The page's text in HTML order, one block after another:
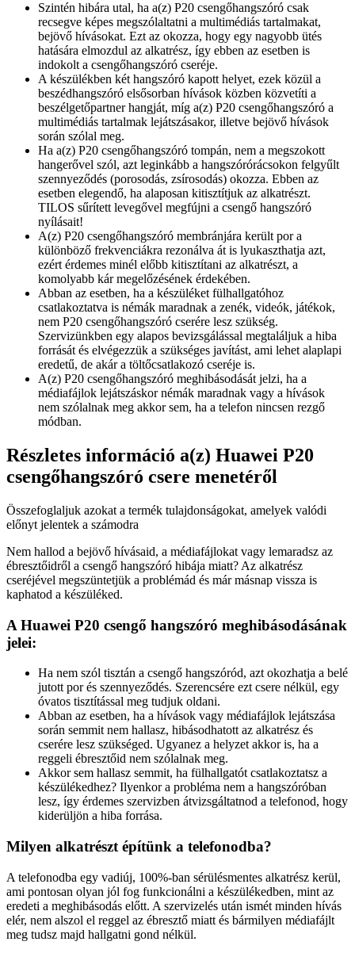
Szintén hibára utal, ha a(z) P20 csengőhangszóró csak
recsegve képes megszólaltatni a multimédiás tartalmakat,
bejövő hívásokat. Ezt az okozza, hogy egy nagyobb ütés
hatására elmozdul az alkatrész, így ebben az esetben is
indokolt a csengőhangszóró cseréje.
A készülékben két hangszóró kapott helyet, ezek közül a
beszédhangszóró elsősorban hívások közben közvetíti a
beszélgetőpartner hangját, míg a(z) P20 csengőhangszóró a
multimédiás tartalmak lejátszásakor, illetve bejövő hívások
során szólal meg.
Ha a(z) P20 csengőhangszóró tompán, nem a megszokott
hangerővel szól, azt leginkább a hangszórórácsokon felgyűlt
szennyeződés (porosodás, zsírosodás) okozza. Ebben az
esetben elegendő, ha alaposan kitisztítjuk az alkatrészt.
TILOS sűrített levegővel megfújni a csengő hangszóró
nyílásait!
A(z) P20 csengőhangszóró membránjára került por a
különböző frekvenciákra rezonálva át is lyukaszthatja azt,
ezért érdemes minél előbb kitisztítani az alkatrészt, a
komolyabb kár megelőzésének érdekében.
Abban az esetben, ha a készüléket fülhallgatóhoz
csatlakoztatva is némák maradnak a zenék, videók, játékok,
nem P20 csengőhangszóró cserére lesz szükség.
Szervizünkben egy alapos bevizsgálással megtaláljuk a hiba
forrását és elvégezzük a szükséges javítást, ami lehet alaplapi
eredetű, de akár a töltőcsatlakozó cseréje is.
A(z) P20 csengőhangszóró meghibásodását jelzi, ha a
médiafájlok lejátszáskor némák maradnak vagy a hívások
nem szólalnak meg akkor sem, ha a telefon nincsen rezgő
módban.
Részletes információ a(z) Huawei P20
csengőhangszóró csere menetéről
Összefoglaljuk azokat a termék tulajdonságokat, amelyek valódi
előnyt jelentek a számodra
Nem hallod a bejövő hívásaid, a médiafájlokat vagy lemaradsz az
ébresztőidről a csengő hangszóró hibája miatt? Az alkatrész
cseréjével megszüntetjük a problémád és már másnap vissza is
kaphatod a készüléked.
A Huawei P20 csengő hangszóró meghibásodásának
jelei:
Ha nem szól tisztán a csengő hangszóród, azt okozhatja a belé
jutott por és szennyeződés. Szerencsére ezt csere nélkül, egy
óvatos tisztítással meg tudjuk oldani.
Abban az esetben, ha a hívások vagy médiafájlok lejátszása
során semmit nem hallasz, hibásodhatott az alkatrész és
cserére lesz szükséged. Ugyanez a helyzet akkor is, ha a
reggeli ébresztőid nem szólalnak meg.
Akkor sem hallasz semmit, ha fülhallgatót csatlakoztatsz a
készülékedhez? Ilyenkor a probléma nem a hangszóróban
lesz, így érdemes szervizben átvizsgáltatnod a telefonod, hogy
kiderüljön a hiba forrása.
Milyen alkatrészt építünk a telefonodba?
A telefonodba egy vadiúj, 100%-ban sérülésmentes alkatrész kerül,
ami pontosan olyan jól fog funkcionálni a készülékedben, mint az
eredeti a meghibásodás előtt. A szervizelés után ismét minden hívás
elér, nem alszol el reggel az ébresztő miatt és bármilyen médiafájlt
meg tudsz majd hallgatni gond nélkül.